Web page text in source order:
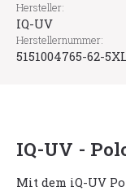
Hersteller:
IQ-UV
Herstellernummer:
5151004765-62-
IQ-UV -
Mit dem iQ-UV